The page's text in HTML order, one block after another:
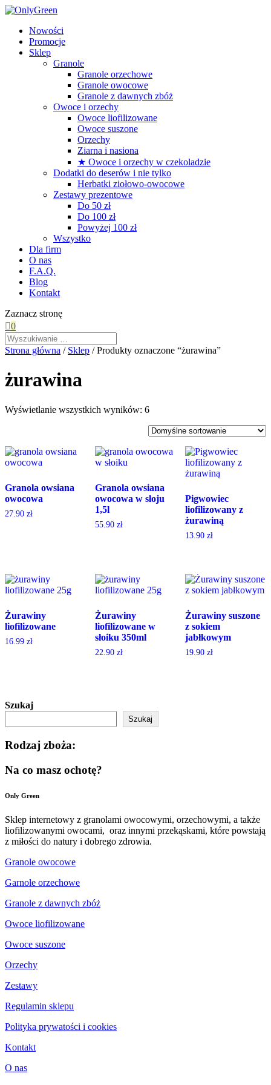
Nowości
Promocje
Sklep
Granole
Granole orzechowe
Granole owocowe
Granole z dawnych zbóż
Owoce i orzechy
Owoce liofilizowane
Owoce suszone
Orzechy
Ziarna i nasiona
★ Owoce i orzechy w czekoladzie
Dodatki do deserów i nie tylko
Herbatki ziołowo-owocowe
Zestawy prezentowe
Do 50 zł
Do 100 zł
Powyżej 100 zł
Wszystko
Dla firm
O nas
F.A.Q.
Blog
Kontakt
Zaznacz stronę
0
Strona główna / Sklep / Produkty oznaczone “żurawina”
żurawina
Wyświetlanie wszystkich wyników: 6
Granola owsiana
owocowa
27.90 zł
Granola owsiana
owocowa w słoju
1,5l
55.90zł
Pigwowiec
liofilizowany z
żurawiną
13.90zł
Żurawiny
liofilizowane
16.99 zł
Żurawiny
liofilizowane w
słoiku 350ml
22.90zł
Żurawiny suszone
z sokiem
jabłkowym
19.90zł
Szukaj
Szukaj
Rodzaj zboża:
Na co masz ochotę?
Only Green
Sklep internetowy z granolami owocowymi, orzechowymi, a także
liofilizowanymi owocami, oraz innymi przekąskami, które powstają
z miłości do natury i dobrego zdrowia.
Granole owocowe
Garnole orzechowe
Granole z dawnych zbóż
Owoce liofilizowane
Owoce suszone
Orzechy
Zestawy
Regulamin sklepu
Polityka prywatości i cookies
Kontakt
O nas